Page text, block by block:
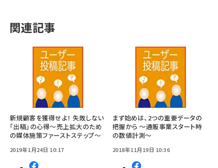
関連記事
新規顧客を獲得せよ！ 失敗しない
「出稿」の心得～売上拡大のため
の媒体施策ファーストステップ～
2019年1月24日 10:17
まず始めは、2つの重要データの
把握から ～通販事業スタート時
の数値計測～
2018年11月19日 10:36